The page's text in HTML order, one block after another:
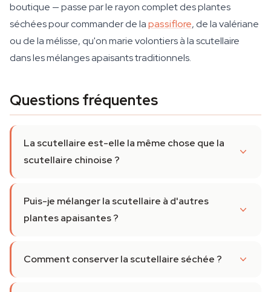
boutique — passe par le rayon complet des plantes
séchées pour commander de lapassiflore, de la valériane
ou de la mélisse, qu'on marie volontiers à la scutellaire
dans les mélanges apaisants traditionnels.
Questions fréquentes
La scutellaire est-elle la même chose que la
scutellaire chinoise ?
Puis-je mélanger la scutellaire à d'autres
plantes apaisantes ?
Comment conserver la scutellaire séchée ?